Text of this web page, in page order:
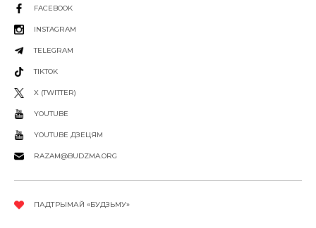
FACEBOOK
INSTAGRAM
TELEGRAM
TIKTOK
X (TWITTER)
YOUTUBE
YOUTUBE ДЗЕЦЯМ
RAZAM@BUDZMA.ORG
ПАДТРЫМАЙ «БУДЗЬМУ»